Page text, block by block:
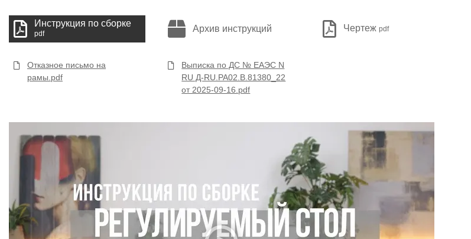
Инструкция по сборке
pdf Архив инструкций Чертеж pdf
Отказное письмо на
рамы.pdf
Выписка по ДС № ЕАЭС N
RU Д-RU.РА02.В.81380_22
от 2025-09-16.pdf